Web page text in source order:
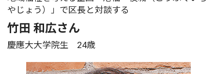
やじょう）」で区長と対談する
竹田 和広さん
慶應大大学院生 24歳